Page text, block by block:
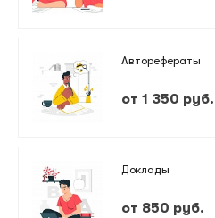
Авторефераты
от 1 350 руб.
Доклады
от 850 руб.